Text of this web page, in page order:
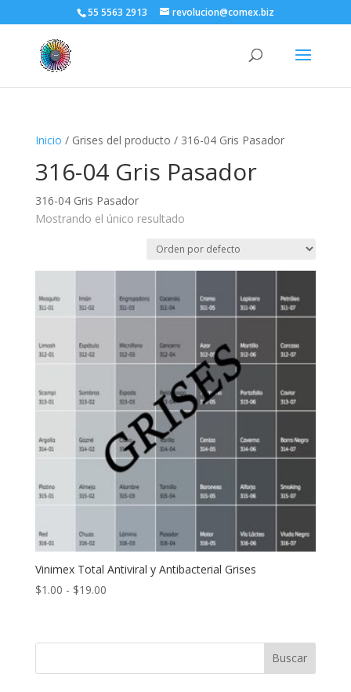
55 5563 2913 revolucion@comex.biz
Inicio / Grises del producto / 316-04 Gris Pasador
316-04 Gris Pasador
316-04 Gris Pasador
Mostrando el único resultado
Vinimex Total Antiviral y Antibacterial Grises
$1.00 - $19.00Rango
desde
Buscar